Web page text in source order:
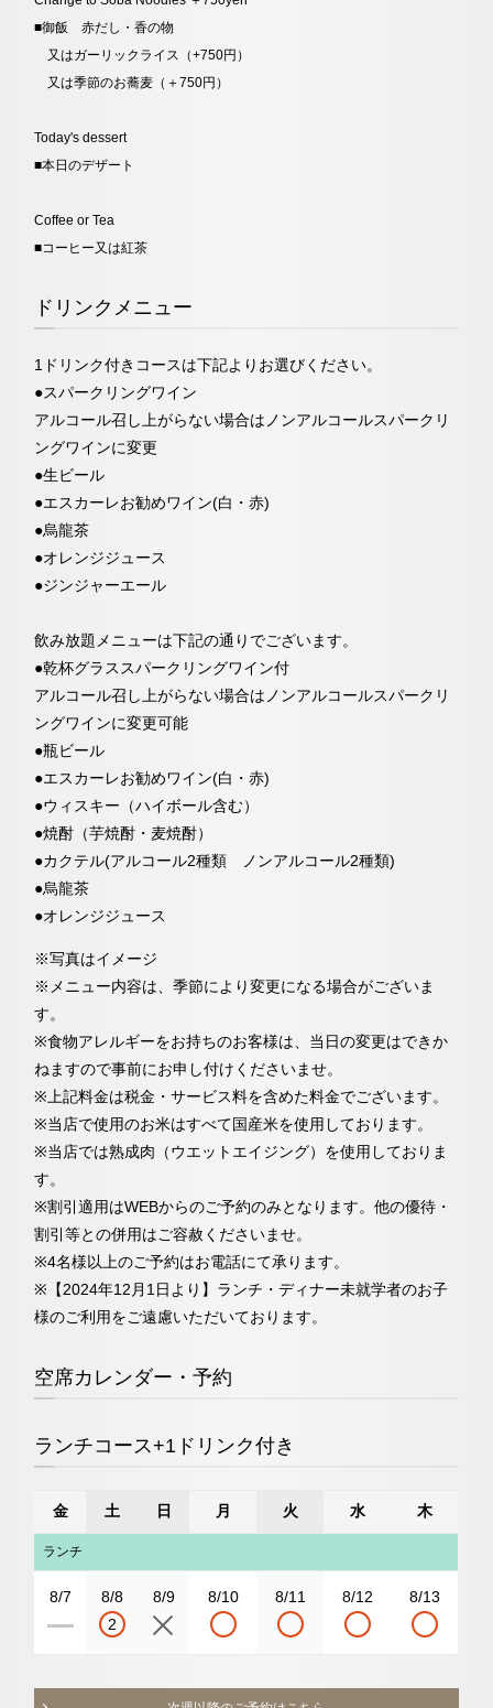
■御飯 赤だし・香の物
又はガーリックライス（+750円）
又は季節のお蕎麦（＋750円）
Today's dessert
■本日のデザート
Coffee or Tea
■コーヒー又は紅茶
ドリンクメニュー
1ドリンク付きコースは下記よりお選びください。
●スパークリングワイン
アルコール召し上がらない場合はノンアルコールスパークリ
ングワインに変更
●生ビール
●エスカーレお勧めワイン(白・赤)
●烏龍茶
●オレンジジュース
●ジンジャーエール
飲み放題メニューは下記の通りでございます。
●乾杯グラススパークリングワイン付
アルコール召し上がらない場合はノンアルコールスパークリ
ングワインに変更可能
●瓶ビール
●エスカーレお勧めワイン(白・赤)
●ウィスキー（ハイボール含む）
●焼酎（芋焼酎・麦焼酎）
●カクテル(アルコール2種類 ノンアルコール2種類)
●烏龍茶
●オレンジジュース
※写真はイメージ
※メニュー内容は、季節により変更になる場合がございま
す。
※食物アレルギーをお持ちのお客様は、当日の変更はできか
ねますので事前にお申し付けくださいませ。
※上記料金は税金・サービス料を含めた料金でございます。
※当店で使用のお米はすべて国産米を使用しております。
※当店では熟成肉（ウエットエイジング）を使用しておりま
す。
※割引適用はWEBからのご予約のみとなります。他の優待・
割引等との併用はご容赦くださいませ。 ​
※4名様以上のご予約はお電話にて承ります。
※【2024年12月1日より】ランチ・ディナー未就学者のお子
様のご利用をご遠慮いただいております。
空席カレンダー・予約
ランチコース+1ドリンク付き
金 土 日 月 火 水 木
ランチ
8/7
2
8/8 8/9 8/10 8/11 8/12 8/13